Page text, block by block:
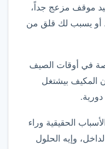
موقف مزعج جداً،
أو يسبب لك قلق من
في أوقات الصيف
المكيف بيشتغل
الحقيقية وراء
وإيه الحلول